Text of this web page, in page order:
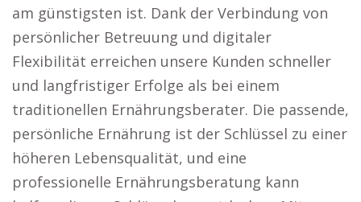
am günstigsten ist. Dank der Verbindung von
persönlicher Betreuung und digitaler
Flexibilität erreichen unsere Kunden schneller
und langfristiger Erfolge als bei einem
traditionellen Ernährungsberater. Die passende,
persönliche Ernährung ist der Schlüssel zu einer
höheren Lebensqualität, und eine
professionelle Ernährungsberatung kann